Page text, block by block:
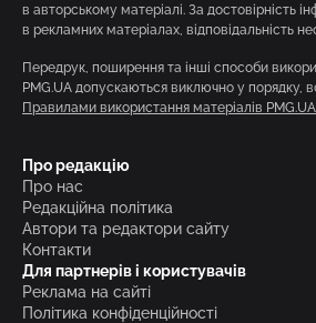
в авторському матеріалі. За достовірність
в рекламних матеріалах, відповідальність
Передрук, поширення та інші способи
PMG.UA допускаються виключно у порядку,
Правилами використання матеріалів PMG.UA
Про редакцію
Про нас
Редакційна політика
Автори та редактори сайту
Контакти
Для партнерів і користувачів
Реклама на сайті
Політика конфіденційності